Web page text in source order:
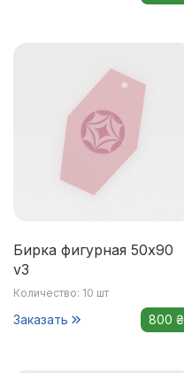
Бирка фигурная 50x90
v3
Количество: 10 шт
Заказать 800 ₴